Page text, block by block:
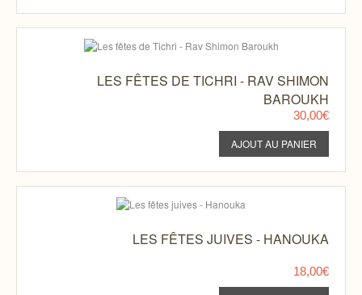
LES FÊTES DE TICHRI - RAV SHIMON
BAROUKH
30,00€
LES FÊTES JUIVES - HANOUKA
18,00€